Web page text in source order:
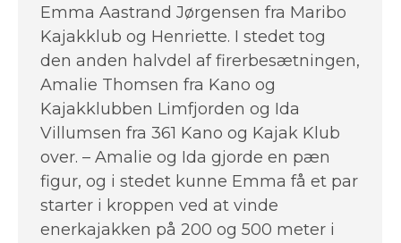
Emma Aastrand Jørgensen fra Maribo
Kajakklub og Henriette. I stedet tog
den anden halvdel af firerbesætningen,
Amalie Thomsen fra Kano og
Kajakklubben Limfjorden og Ida
Villumsen fra 361 Kano og Kajak Klub
over. – Amalie og Ida gjorde en pæn
figur, og i stedet kunne Emma få et par
starter i kroppen ved at vinde
enerkajakken på 200 og 500 meter i